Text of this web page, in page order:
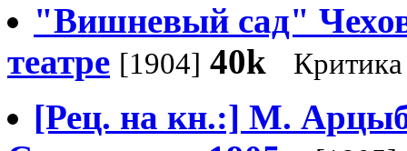
"Вишневый сад"
театре [1904] 40k Критика
[Рец. на кн.:] М.